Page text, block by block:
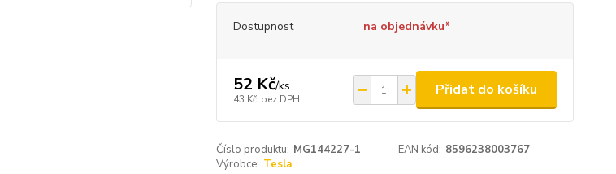
Dostupnost na objednávku*
52 Kč/ks
43 Kč bez DPH
Přidat do košíku
Číslo produktu: MG144227-1 EAN kód: 8596238003767
Výrobce: Tesla